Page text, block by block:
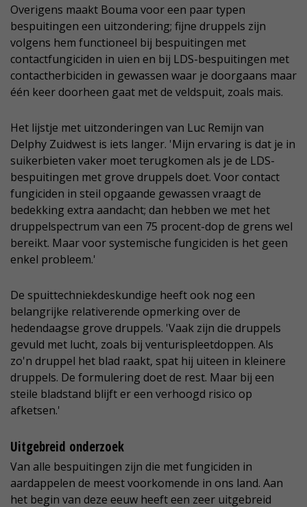
Overigens maakt Bouma voor een paar typen
bespuitingen een uitzondering; fijne druppels zijn
volgens hem functioneel bij bespuitingen met
contactfungiciden in uien en bij LDS-bespuitingen met
contactherbiciden in gewassen waar je doorgaans maar
één keer doorheen gaat met de veldspuit, zoals mais.
Het lijstje met uitzonderingen van Luc Remijn van
Delphy Zuidwest is iets langer. 'Mijn ervaring is dat je in
suikerbieten vaker moet terugkomen als je de LDS-
bespuitingen met grove druppels doet. Voor contact
fungiciden in steil opgaande gewassen vraagt de
bedekking extra aandacht; dan hebben we met het
druppelspectrum van een 75 procent-dop de grens wel
bereikt. Maar voor systemische fungiciden is het geen
enkel probleem.'
De spuittechniekdeskundige heeft ook nog een
belangrijke relativerende opmerking over de
hedendaagse grove druppels. 'Vaak zijn die druppels
gevuld met lucht, zoals bij venturispleetdoppen. Als
zo'n druppel het blad raakt, spat hij uiteen in kleinere
druppels. De formulering doet de rest. Maar bij een
steile bladstand blijft er een verhoogd risico op
afketsen.'
Uitgebreid onderzoek
Van alle bespuitingen zijn die met fungiciden in
aardappelen de meest voorkomende in ons land. Aan
het begin van deze eeuw heeft een zeer uitgebreid